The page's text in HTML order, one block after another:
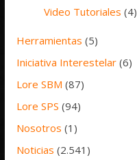
Video Tutoriales (4)
Herramientas (5)
Iniciativa Interestelar (6)
Lore SBM (87)
Lore SPS (94)
Nosotros (1)
Noticias (2.541)